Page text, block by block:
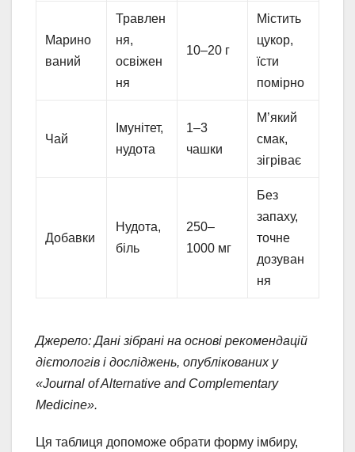
Марино
ваний
Травлен
ня,
освіжен
ня
10–20 г
Містить
цукор,
їсти
помірно
Чай
Імунітет,
нудота
1–3
чашки
М’який
смак,
зігріває
Добавки
Нудота,
біль
250–
1000 мг
Без
запаху,
точне
дозуван
ня
Джерело: Дані зібрані на основі рекомендацій
дієтологів і досліджень, опублікованих у
«Journal of Alternative and Complementary
Medicine».
Ця таблиця допоможе обрати форму імбиру,